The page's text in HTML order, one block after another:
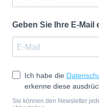
Geben Sie Ihre E-Mail
Ich habe die
erkenne diese
Sie können den Newsletter